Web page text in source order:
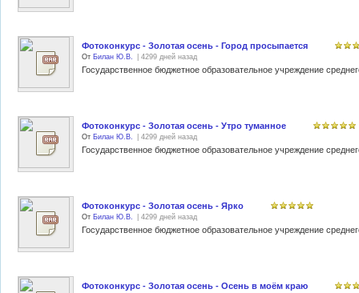
Фотоконкурс - Золотая осень - Город просыпается
От Билан Ю.В. | 4299 дней назад
Фотоконкурс - Золотая осень - Утро туманное
От Билан Ю.В. | 4299 дней назад
Фотоконкурс - Золотая осень - Ярко
От Билан Ю.В. | 4299 дней назад
Фотоконкурс - Золотая осень - Осень в моём краю